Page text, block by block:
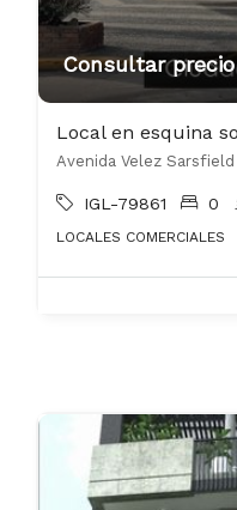
Consultar precio
Local en esquina
Avenida Velez
IGL-79861 0
LOCALES COMERCIALES